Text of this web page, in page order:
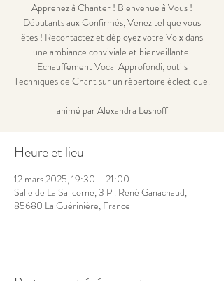
Apprenez à Chanter ! Bienvenue à Vous !
Débutants aux Confirmés, Venez tel que vous
êtes ! Recontactez et déployez votre Voix dans
une ambiance conviviale et bienveillante.
Echauffement Vocal Approfondi, outils
Techniques de Chant sur un répertoire éclectique.
animé par Alexandra Lesnoff
Heure et lieu
12 mars 2025, 19:30 – 21:00
Salle de La Salicorne, 3 Pl. René Ganachaud,
85680 La Guérinière, France